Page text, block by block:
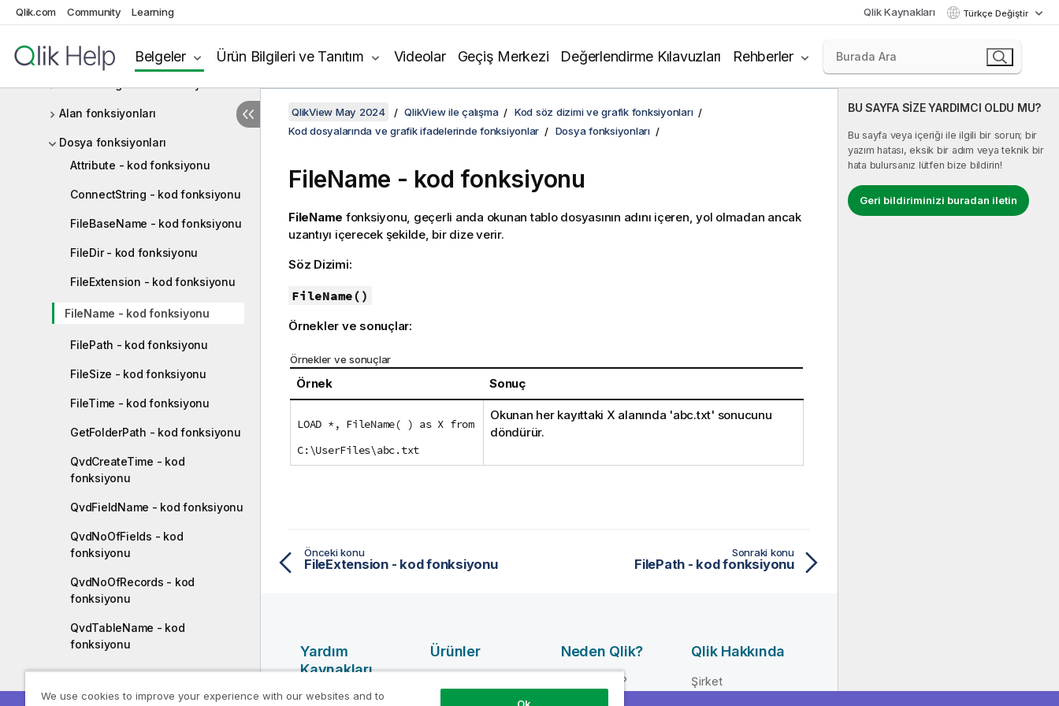
Qlik.com Community Learning Qlik Kaynakları Türkçe Değiştir
Belgeler Ürün Bilgileri ve Tanıtım Videolar Geçiş Merkezi Değerlendirme Kılavuzları Rehberler
Tarih ve saat fonksiyonları
Belge fonksiyonları
Alan fonksiyonları
Dosya fonksiyonları
Attribute - kod fonksiyonu
ConnectString - kod fonksiyonu
FileBaseName - kod fonksiyonu
FileDir - kod fonksiyonu
FileExtension - kod fonksiyonu
FileName - kod fonksiyonu
FilePath - kod fonksiyonu
FileSize - kod fonksiyonu
FileTime - kod fonksiyonu
GetFolderPath - kod fonksiyonu
QvdCreateTime - kod
fonksiyonu
QvdFieldName - kod fonksiyonu
QvdNoOfFields - kod
fonksiyonu
QvdNoOfRecords - kod
fonksiyonu
QvdTableName - kod
fonksiyonu
BU SAYFA SİZE YARDIMCI OLDU MU?
Bu sayfa veya içeriği ile ilgili bir sorun; bir
yazım hatası, eksik bir adım veya teknik bir
hata bulursanız lütfen bize bildirin!
Geri bildiriminizi buradan iletin
QlikView May 2024 QlikView ile çalışma
Kod söz dizimi ve grafik fonksiyonları
Kod dosyalarında ve grafik ifadelerinde fonksiyonlar
Dosya fonksiyonları
FileName - kod fonksiyonu
FileName fonksiyonu, geçerli anda okunan tablo dosyasının adını içeren, yol olmadan ancak
uzantıyı içerecek şekilde, bir dize verir.
Söz Dizimi:
FileName()
Örnekler ve sonuçlar:
Örnekler ve sonuçlar
Örnek Sonuç
LOAD *, FileName( ) as X from
C:\UserFiles\abc.txt
Okunan her kayıttaki X alanında 'abc.txt' sonucunu
döndürür.
Önceki konu
FileExtension - kod fonksiyonu
Sonraki konu
FilePath - kod fonksiyonu
Yardım
Kaynakları
Qlik Yardımı
Ürünler
ENTEGRASYONU
Neden Qlik?
Neden Qlik?
Qlik Hakkında
Şirket
We use cookies to improve your experience with our websites and to